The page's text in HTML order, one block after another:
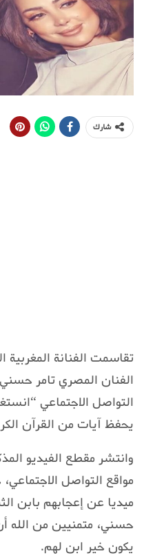
شارك
تقاسمت الفنانة
الفنان المصري تامر
التواصل الاجتماعي
يحفظ آيات من القرآن
وانتشر مقطع الفيديو
مواقع التواصل
ميديا عن إعجابهم بابن
حسني، متمنيين من الله
يكون خير ابن لهم.